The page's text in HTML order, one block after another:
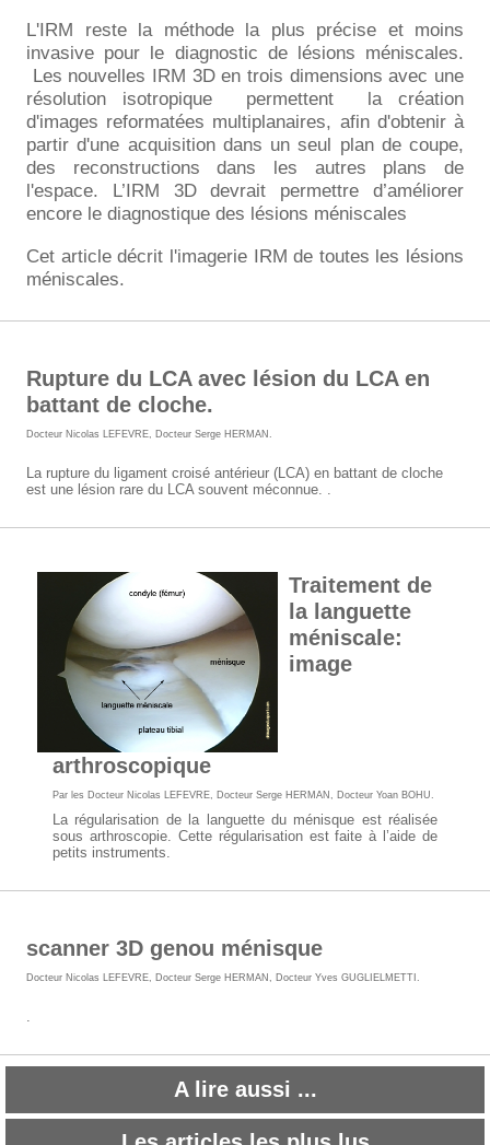
L'IRM reste la méthode la plus précise et moins
invasive pour le diagnostic de lésions méniscales.
Les nouvelles IRM 3D en trois dimensions avec une
résolution isotropique
permettent
la création
d'images reformatées multiplanaires, afin d'obtenir à
partir d'une acquisition dans un seul plan de coupe,
des reconstructions dans les autres plans de
l'espace. L’IRM 3D devrait permettre d’améliorer
encore le diagnostique des lésions méniscales
Cet article décrit l'imagerie IRM de toutes les lésions
méniscales.
Rupture du LCA avec lésion du LCA en
battant de cloche.
Docteur Nicolas LEFEVRE Docteur Serge HERMAN
La rupture du ligament croisé antérieur (LCA) en battant de cloche
est une lésion rare du LCA souvent méconnue. .
Traitement de
la languette
méniscale:
image
arthroscopique
Par les Docteur Nicolas LEFEVRE Docteur Serge HERMAN Docteur Yoan BOHU
La régularisation de la languette du ménisque est réalisée
sous arthroscopie. Cette régularisation est faite à l’aide de
petits instruments.
scanner 3D genou ménisque
Docteur Nicolas LEFEVRE Docteur Serge HERMAN Docteur Yves GUGLIELMETTI
A lire aussi ...